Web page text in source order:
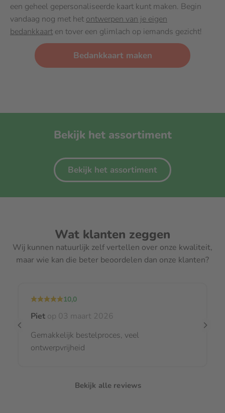
een geheel gepersonaliseerde kaart kunt maken. Begin
vandaag nog met het ontwerpen van je eigen
bedankkaart en tover een glimlach op iemands gezicht!
Bedankkaart maken
Bekijk het assortiment
Bekijk het assortiment
Wat klanten zeggen
Wij kunnen natuurlijk zelf vertellen over onze kwaliteit,
maar wie kan die beter beoordelen dan onze klanten?
10,0
Piet op 03 maart 2026
Gemakkelijk bestelproces, veel
ontwerpvrijheid
Bekijk alle reviews